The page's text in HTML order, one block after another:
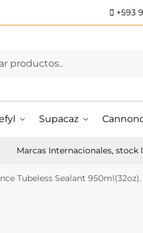
+593
Supacaz
Marcas Internacionales,
Tubeless Sealant 950ml(32oz).